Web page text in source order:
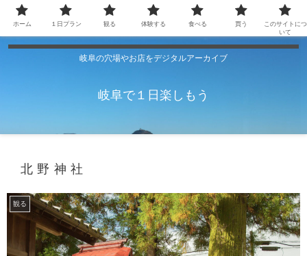
岐阜の穴場やお店をデジタルアーカイブ
岐阜で１日楽しもう
北野神社
観る
ホーム １日プラン 観る 体験する 食べる 買う
このサイトにつ
いて